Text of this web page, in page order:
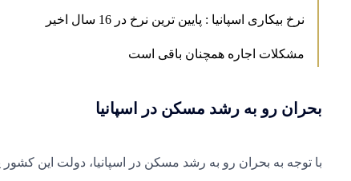
نرخ بیکاری اسپانیا : پایین ترین نرخ در 16 سال اخیر
مشکلات اجاره همچنان باقی است
بحران رو به رشد مسکن در اسپانیا
با توجه به بحران رو به رشد مسکن در اسپانیا، دولت این